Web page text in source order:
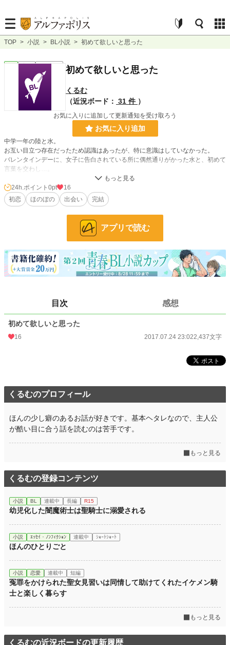
TOP > 小説 > BL小説 > 初めて欲しいと思った
完結 ｼｮｰﾄｼｮｰﾄ 初めて欲しいと思った
くるむ
（近況ボード： 31 件 ）
お気に入りに追加して更新通知を受け取ろう
お気に入り追加
中学一年の陸と水。
お互い目立つ存在だったため認識はあったが、特に意識はしていなかった。
バレンタインデーに、女子に告白されている所に偶然通りがかった水と、初めて
言葉を交わし…。
誰にも興味が無かった陸が、水に出会い初めて「好き」と言う気持ちを知る。
ピュアだけど、激しい恋心。
攻め視点
※他サイトで掲載済みの作品です。長編物として書いた作品の番外編で、出会い
のシーンを書いています。単体で読めるようになっています。
BL 31,390 位 / 31,390 件
0 pt
文字数 2,437
更新日時
週間ポイント 35 pt (53,125 位)
年間ポイント 3,623 pt (53,147 位)
累計ポイント 51,310 pt (43,968 位)
24h.ポイント 0pt
16
初恋
ほのぼの 出会い 完結
アプリで読む
目次 感想
初めて欲しいと思った
16 2017.07.24 23:022,437文字
くるむのプロフィール
ほんの少し癖のあるお話が好きです。基本ヘタレなので、主人公
が酷い目に合う話を読むのは苦手です。
もっと見る
くるむの登録コンテンツ
小説 BL 連載中 長編 R15
幼児化した闇魔術士は聖騎士に溺愛される
小説 ｴｯｾｲ・ﾉﾝﾌｨｸｼｮﾝ 連載中 ｼｮｰﾄｼｮｰﾄ
ほんのひとりごと
小説 恋愛 連載中 短編
冤罪をかけられた聖女見習いは同情して助けてくれたイケメン騎
士と楽しく暮らす
もっと見る
くるむの近況ボードの更新履歴